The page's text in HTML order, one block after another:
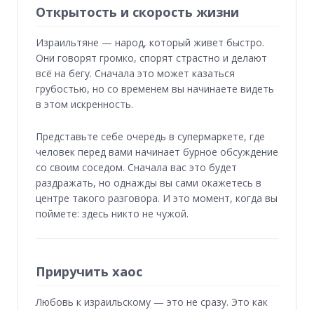
Открытость и скорость жизни
Израильтяне — народ, который живет быстро.
Они говорят громко, спорят страстно и делают
всё на бегу. Сначала это может казаться
грубостью, но со временем вы начинаете видеть
в этом искренность.
Представьте себе очередь в супермаркете, где
человек перед вами начинает бурное обсуждение
со своим соседом. Сначала вас это будет
раздражать, но однажды вы сами окажетесь в
центре такого разговора. И это момент, когда вы
поймете: здесь никто не чужой.
Приручить хаос
Любовь к израильскому — это не сразу. Это как